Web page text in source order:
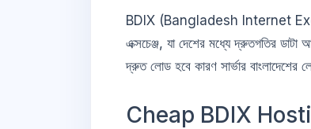
BDIX (Bangladesh Internet
এক্সচেঞ্জ, যা দেশের মধ্যে দ্রুতগতির
দ্রুত লোড হবে কারণ সার্ভার বাংলাদেশের
Cheap BDIX